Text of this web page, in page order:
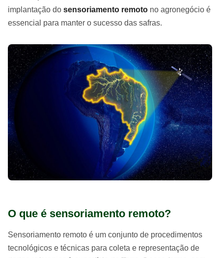
implantação do sensoriamento remoto no agronegócio é
essencial para manter o sucesso das safras.
O que é sensoriamento remoto?
Sensoriamento remoto é um conjunto de procedimentos
tecnológicos e técnicas para coleta e representação de